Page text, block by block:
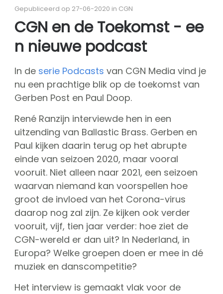
Missie, visie & kernwaarden
Vrienden van CGN
Vrijwilligers
Hall of fame
Dedication award
Sponsoren
shop
CGNcompetitie
Seizoen contests
Seizoen deelnemers
Seizoen programma's
CGN Champions
CGN fonds 2020
Contact
Gepubliceerd op 27-06-2020 in CGN
CGN en de Toekomst - ee
n nieuwe podcast
In de serie Podcasts van CGN Media vind je
nu een prachtige blik op de toekomst van
Gerben Post en Paul Doop.
René Ranzijn interviewde hen in een
uitzending van Ballastic Brass. Gerben en
Paul kijken daarin terug op het abrupte
einde van seizoen 2020, maar vooral
vooruit. Niet alleen naar 2021, een seizoen
waarvan niemand kan voorspellen hoe
groot de invloed van het Corona-virus
daarop nog zal zijn. Ze kijken ook verder
vooruit, vijf, tien jaar verder: hoe ziet de
CGN-wereld er dan uit? In Nederland, in
Europa? Welke groepen doen er mee in dé
muziek en danscompetitie?
Het interview is gemaakt vlak voor de